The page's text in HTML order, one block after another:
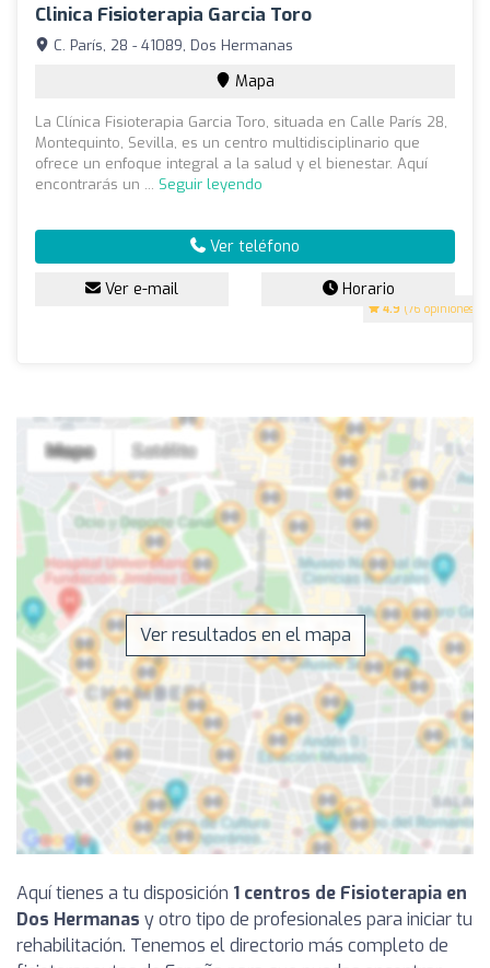
Clinica Fisioterapia Garcia Toro
4.9 (76 opiniones)
C. París, 28 - 41089, Dos Hermanas
Mapa
La Clínica Fisioterapia Garcia Toro, situada en Calle París 28,
Montequinto, Sevilla, es un centro multidisciplinario que
ofrece un enfoque integral a la salud y el bienestar. Aquí
encontrarás un ... Seguir leyendo
Ver teléfono
Ver e-mail Horario
Ver resultados en el mapa
Aquí tienes a tu disposición 1 centros de Fisioterapia en
Dos Hermanas y otro tipo de profesionales para iniciar tu
rehabilitación. Tenemos el directorio más completo de